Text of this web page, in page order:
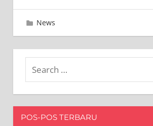
Januari 11, 2026
Editor
News
POS-POS TERBARU